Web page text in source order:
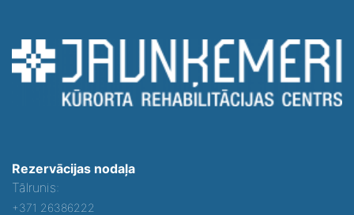
Rezervācijas nodaļa
Tālrunis:
+371 26386222